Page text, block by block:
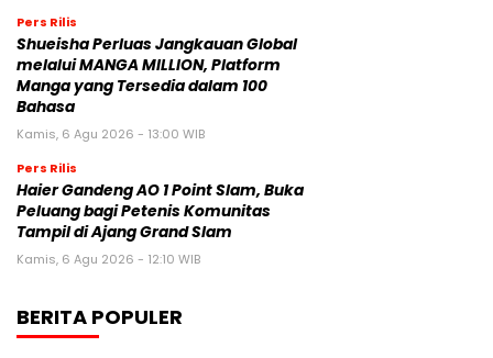
Pers Rilis
Shueisha Perluas Jangkauan Global
melalui MANGA MILLION, Platform
Manga yang Tersedia dalam 100
Bahasa
Kamis, 6 Agu 2026 - 13:00 WIB
Pers Rilis
Haier Gandeng AO 1 Point Slam, Buka
Peluang bagi Petenis Komunitas
Tampil di Ajang Grand Slam
Kamis, 6 Agu 2026 - 12:10 WIB
BERITA POPULER